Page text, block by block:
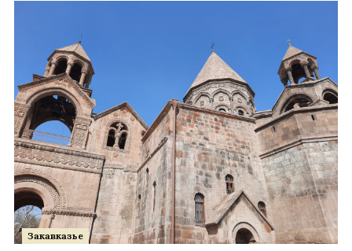
Закавказье